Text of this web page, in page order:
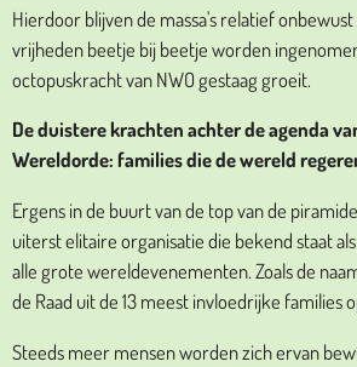
Hierdoor blijven de massa's relatief
vrijheden beetje bij beetje worden
octopuskracht van NWO gestaag groeit.
De duistere krachten achter de agenda
Wereldorde: families die de wereld
Ergens in de buurt van de top van de
uiterst elitaire organisatie die bekend staat als
alle grote wereldevenementen. Zoals de
de Raad uit de 13 meest invloedrijke families
Steeds meer mensen worden zich ervan